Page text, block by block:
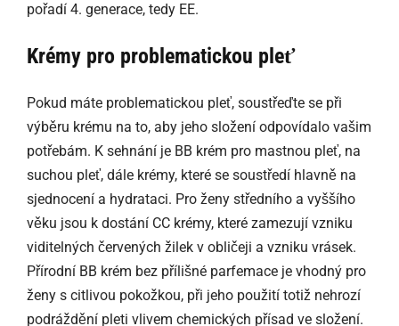
pořadí 4. generace, tedy EE.
Krémy pro problematickou pleť
Pokud máte problematickou pleť, soustřeďte se při
výběru krému na to, aby jeho složení odpovídalo vašim
potřebám. K sehnání je BB krém pro mastnou pleť, na
suchou pleť, dále krémy, které se soustředí hlavně na
sjednocení a hydrataci. Pro ženy středního a vyššího
věku jsou k dostání CC krémy, které zamezují vzniku
viditelných červených žilek v obličeji a vzniku vrásek.
Přírodní BB krém bez přílišné parfemace je vhodný pro
ženy s citlivou pokožkou, při jeho použití totiž nehrozí
podráždění pleti vlivem chemických přísad ve složení.